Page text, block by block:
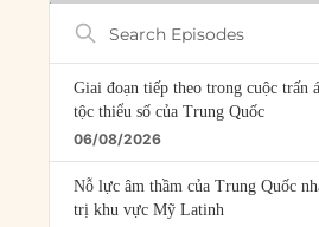
Search
Episodes
Giai đoạn tiếp theo trong cuộc trấn
tộc thiểu số của Trung Quốc
06/08/2026
Nỗ lực âm thầm của Trung Quốc
trị khu vực Mỹ Latinh